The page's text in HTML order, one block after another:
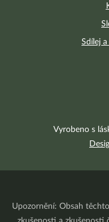
Sdílej
Vyrobeno s
Upozornění: Obsah